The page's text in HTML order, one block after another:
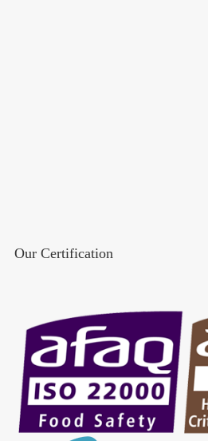
Our Certification